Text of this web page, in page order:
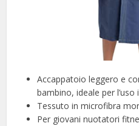
Accappatoio leggero e
bambino, ideale per l’uso
Tessuto in microfibra
Per giovani nuotatori